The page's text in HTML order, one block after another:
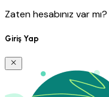
Zaten hesabınız var mı?
Giriş Yap